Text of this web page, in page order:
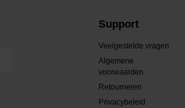
Support
Veelgestelde vragen
Algemene
voorwaarden
Retourneren
Privacybeleid